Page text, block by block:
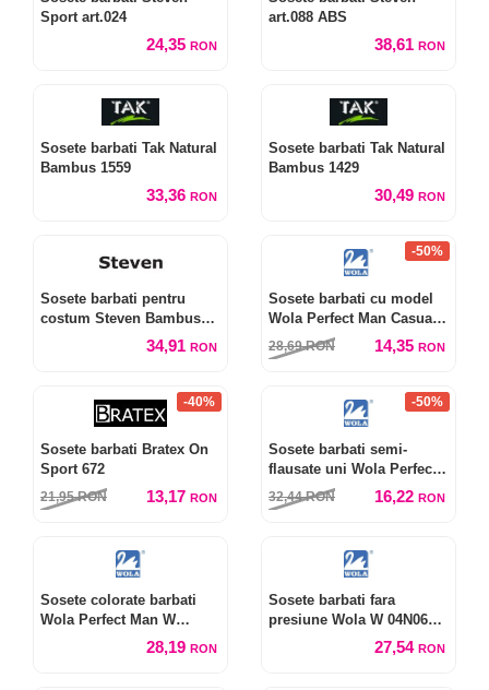
Sport art.024
24,35 RON
art.088 ABS
38,61 RON
Sosete barbati Tak Natural
Bambus 1559
33,36 RON
Sosete barbati Tak Natural
Bambus 1429
30,49 RON
Sosete barbati pentru
costum Steven Bambus
34,91 RON
-50%
Sosete barbati cu model
Wola Perfect Man Casual
W 94.N03 New
28,69RON 14,35 RON
-40%
Sosete barbati Bratex On
Sport 672
21,95RON 13,17 RON
-50%
Sosete barbati semi-
flausate uni Wola Perfect
Man W94011
32,44RON 16,22 RON
Sosete colorate barbati
Wola Perfect Man W
28,19 RON
Sosete barbati fara
presiune Wola W 04N06
27,54 RON